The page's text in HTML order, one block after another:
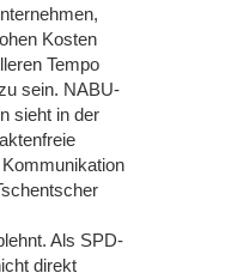
Kosten
Tempo
sein. NABU-
sieht in der
Als SPD-
direkt